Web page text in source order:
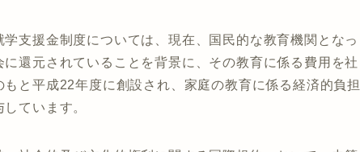
支援金制度については、現在、国民的な教育機関となっ
還元されていることを背景に、その教育に係る費用を社
と平成22年度に創設され、家庭の教育に係る経済的負担
ています。